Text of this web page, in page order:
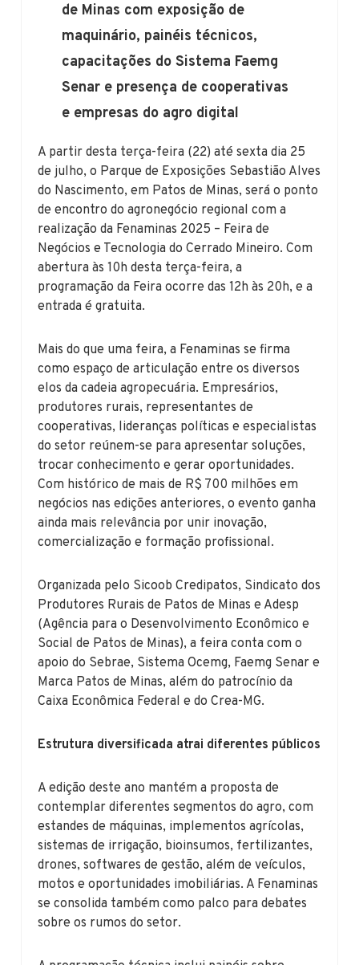
de Minas com exposição de
maquinário, painéis técnicos,
capacitações do Sistema Faemg
Senar e presença de cooperativas
e empresas do agro digital
A partir desta terça-feira (22) até sexta dia 25
de julho, o Parque de Exposições Sebastião Alves
do Nascimento, em Patos de Minas, será o ponto
de encontro do agronegócio regional com a
realização da Fenaminas 2025 – Feira de
Negócios e Tecnologia do Cerrado Mineiro. Com
abertura às 10h desta terça-feira, a
programação da Feira ocorre das 12h às 20h, e a
entrada é gratuita.
Mais do que uma feira, a Fenaminas se firma
como espaço de articulação entre os diversos
elos da cadeia agropecuária. Empresários,
produtores rurais, representantes de
cooperativas, lideranças políticas e especialistas
do setor reúnem-se para apresentar soluções,
trocar conhecimento e gerar oportunidades.
Com histórico de mais de R$ 700 milhões em
negócios nas edições anteriores, o evento ganha
ainda mais relevância por unir inovação,
comercialização e formação profissional.
Organizada pelo Sicoob Credipatos, Sindicato dos
Produtores Rurais de Patos de Minas e Adesp
(Agência para o Desenvolvimento Econômico e
Social de Patos de Minas), a feira conta com o
apoio do Sebrae, Sistema Ocemg, Faemg Senar e
Marca Patos de Minas, além do patrocínio da
Caixa Econômica Federal e do Crea-MG.
Estrutura diversificada atrai diferentes públicos
A edição deste ano mantém a proposta de
contemplar diferentes segmentos do agro, com
estandes de máquinas, implementos agrícolas,
sistemas de irrigação, bioinsumos, fertilizantes,
drones, softwares de gestão, além de veículos,
motos e oportunidades imobiliárias. A Fenaminas
se consolida também como palco para debates
sobre os rumos do setor.